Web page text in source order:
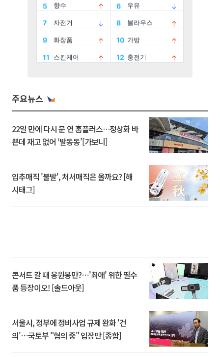
주요뉴스
22일 만에 다시 문 연 홈플러스…정상화 바
쁜데 재고 없어 ‘발동동’[가보니]
입추매직 '불발', 처서매직은 올까요? [해
시태그]
콘서트 갈 때 응원봉만?⋯'최애' 위한 필수
품 등장이오! [솔드아웃]
서울시, 정부에 정비사업 규제 완화 '건
의'⋯국토부 "협의 중" 입장만 [종합]